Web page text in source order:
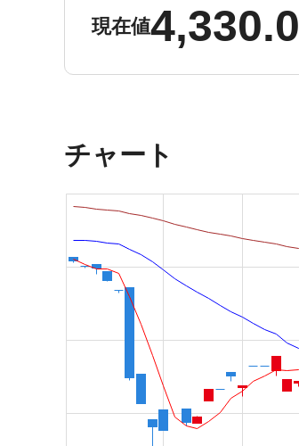
現在値4,330.0
チャート